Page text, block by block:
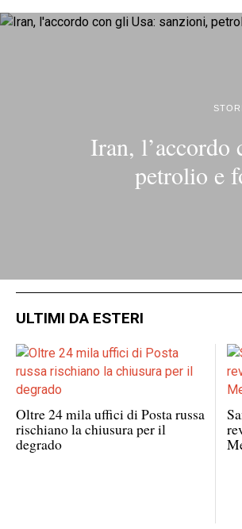
Iran, l’accordo
petrolio e
ULTIMI DA ESTERI
Oltre 24 mila uffici di Posta russa
rischiano la chiusura per il
degrado